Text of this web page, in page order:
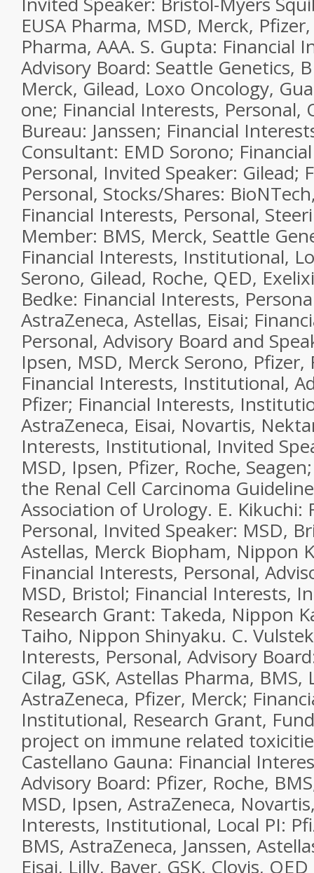
EUSA Pharma, MSD, Merck,
Pharma, AAA. S. Gupta: Financial
Advisory Board: Seattle Genetics,
Merck, Gilead, Loxo Oncology,
one; Financial Interests, Personal,
Bureau: Janssen; Financial
Consultant: EMD Sorono;
Personal, Invited Speaker: Gilead;
Personal, Stocks/Shares:
Financial Interests, Personal,
Member: BMS, Merck, Seattle
Financial Interests, Institutional,
Serono, Gilead, Roche, QED,
Bedke: Financial Interests,
AstraZeneca, Astellas, Eisai;
Personal, Advisory Board and
Ipsen, MSD, Merck Serono, Pfizer,
Financial Interests, Institutional,
Pfizer; Financial Interests,
AstraZeneca, Eisai, Novartis,
Interests, Institutional, Invited
MSD, Ipsen, Pfizer, Roche,
the Renal Cell Carcinoma
Association of Urology. E. Kikuchi:
Personal, Invited Speaker: MSD,
Astellas, Merck Biopham, Nippon
Financial Interests, Personal,
MSD, Bristol; Financial Interests,
Research Grant: Takeda, Nippon
Taiho, Nippon Shinyaku. C.
Interests, Personal, Advisory
Cilag, GSK, Astellas Pharma,
AstraZeneca, Pfizer, Merck;
Institutional, Research Grant,
project on immune related
Castellano Gauna: Financial
Advisory Board: Pfizer, Roche,
MSD, Ipsen, AstraZeneca,
Interests, Institutional, Local PI:
BMS, AstraZeneca, Janssen,
Eisai, Lilly, Bayer, GSK, Clovis,